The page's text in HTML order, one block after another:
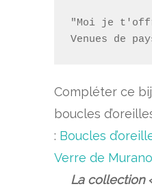
"Moi je
Venues de
Compléter ce
boucles
: Boucles
Verre de Murano
La collection